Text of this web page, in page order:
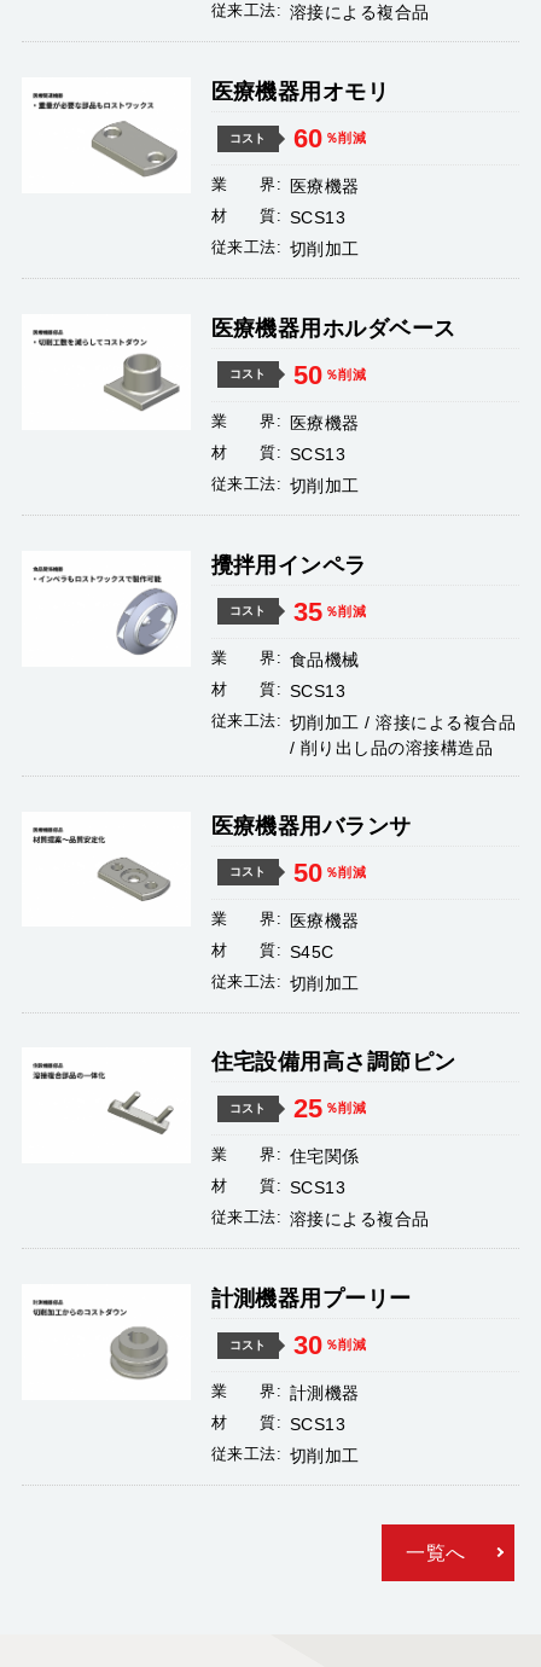
従来工法: 溶接による複合品
医療機器用オモリ
コスト 60 ％削減
業 界: 医療機器
材 質: SCS13
従来工法: 切削加工
医療機器用ホルダベース
コスト 50 ％削減
業 界: 医療機器
材 質: SCS13
従来工法: 切削加工
攪拌用インペラ
コスト 35 ％削減
業 界: 食品機械
材 質: SCS13
従来工法: 切削加工 / 溶接による複合品
/ 削り出し品の溶接構造品
医療機器用バランサ
コスト 50 ％削減
業 界: 医療機器
材 質: S45C
従来工法: 切削加工
住宅設備用高さ調節ピン
コスト 25 ％削減
業 界: 住宅関係
材 質: SCS13
従来工法: 溶接による複合品
計測機器用プーリー
コスト 30 ％削減
業 界: 計測機器
材 質: SCS13
従来工法: 切削加工
一覧へ